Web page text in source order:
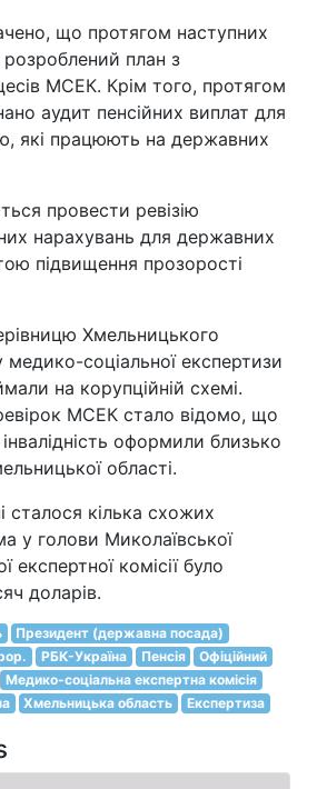
що протягом наступних
план з
МСЕК. Крім того, протягом
аудит пенсійних виплат для
які працюють на державних
провести ревізію
нарахувань для державних
підвищення прозорості
Хмельницького
соціальної експертизи
на корупційній схемі.
МСЕК стало відомо, що
оформили близько
області.
сталося кілька схожих
у голови Миколаївської
експертної комісії було
доларів.
Президент (державна посада)
РБК-Україна Пенсія
Офіційний
Медико-соціальна експертна комісія
Хмельницька область Експертиза